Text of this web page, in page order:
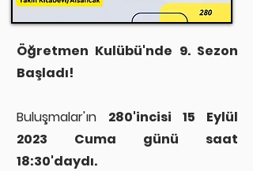
Öğretmen Kulübü'nde 9. Sezon
Başladı!
Buluşmalar'ın 280'incisi
15 Eylül
2023 Cuma günü saat
18:30'daydı.